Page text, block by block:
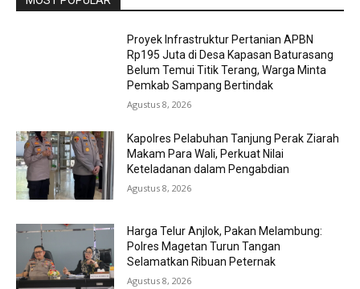
Proyek Infrastruktur Pertanian APBN
Rp195 Juta di Desa Kapasan Baturasang
Belum Temui Titik Terang, Warga Minta
Pemkab Sampang Bertindak
Agustus 8, 2026
Kapolres Pelabuhan Tanjung Perak Ziarah
Makam Para Wali, Perkuat Nilai
Keteladanan dalam Pengabdian
Agustus 8, 2026
Harga Telur Anjlok, Pakan Melambung:
Polres Magetan Turun Tangan
Selamatkan Ribuan Peternak
Agustus 8, 2026